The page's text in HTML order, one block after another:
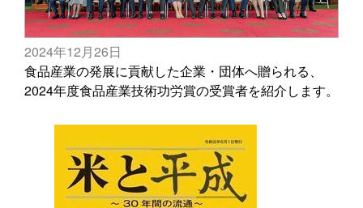
2024年12月26日
食品産業の発展に貢献した企業・団体へ贈られる、
2024年度食品産業技術功労賞の受賞者を紹介します。